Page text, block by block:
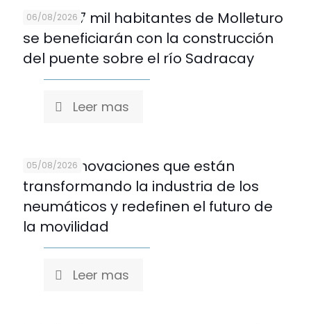
06/08/2026
Más de 7 mil habitantes de Molleturo
se beneficiarán con la construcción
del puente sobre el río Sadracay
Leer mas
05/08/2026
Cinco innovaciones que están
transformando la industria de los
neumáticos y redefinen el futuro de
la movilidad
Leer mas